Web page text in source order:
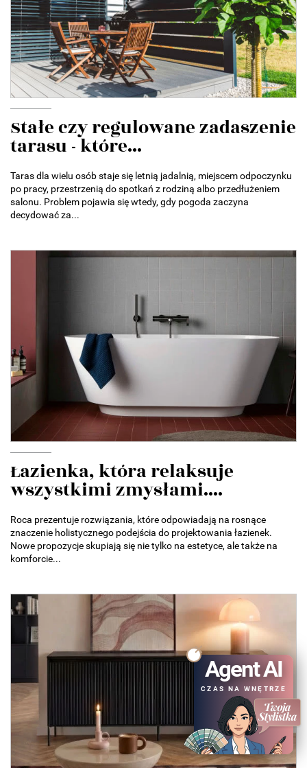
Stałe czy regulowane zadaszenie
tarasu - które...
Taras dla wielu osób staje się letnią jadalnią, miejscem odpoczynku
po pracy, przestrzenią do spotkań z rodziną albo przedłużeniem
salonu. Problem pojawia się wtedy, gdy pogoda zaczyna
decydować za...
Łazienka, która relaksuje
wszystkimi zmysłami....
Roca prezentuje rozwiązania, które odpowiadają na rosnące
znaczenie holistycznego podejścia do projektowania łazienek.
Nowe propozycje skupiają się nie tylko na estetyce, ale także na
komforcie...
Agent AI
CZAS NA WNĘTRZE